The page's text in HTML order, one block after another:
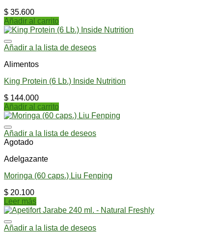
$ 35.600
Añadir al carrito
Añadir a la lista de deseos
Alimentos
King Protein (6 Lb.) Inside Nutrition
$ 144.000
Añadir al carrito
Añadir a la lista de deseos
Agotado
Adelgazante
Moringa (60 caps.) Liu Fenping
$ 20.100
Leer más
Añadir a la lista de deseos